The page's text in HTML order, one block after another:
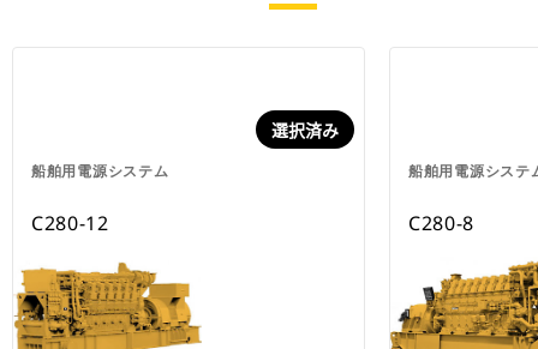
船舶用電源システム
選択済み
C280-12
船舶用電源システ
C280-8